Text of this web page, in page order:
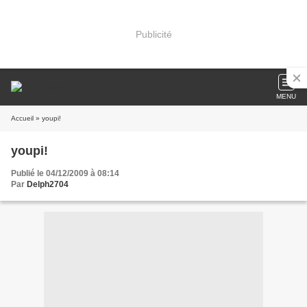
Publicité
MENU
Accueil » youpi!
youpi!
Publié le 04/12/2009 à 08:14
Par Delph2704